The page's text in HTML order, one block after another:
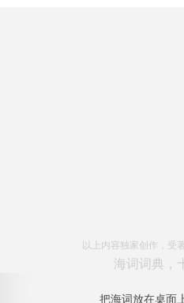
以上内容独家创作，受
海词词典，
把海词放在桌面